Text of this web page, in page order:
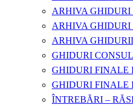
ARHIVA
ARHIVA
ARHIVA
GHIDURI
GHIDURI FINALE
GHIDURI FINALE
ÎNTREBĂRI –